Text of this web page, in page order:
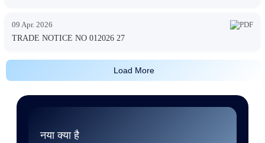
09 Apr. 2026
TRADE NOTICE NO 012026 27
Load More
नया क्या है